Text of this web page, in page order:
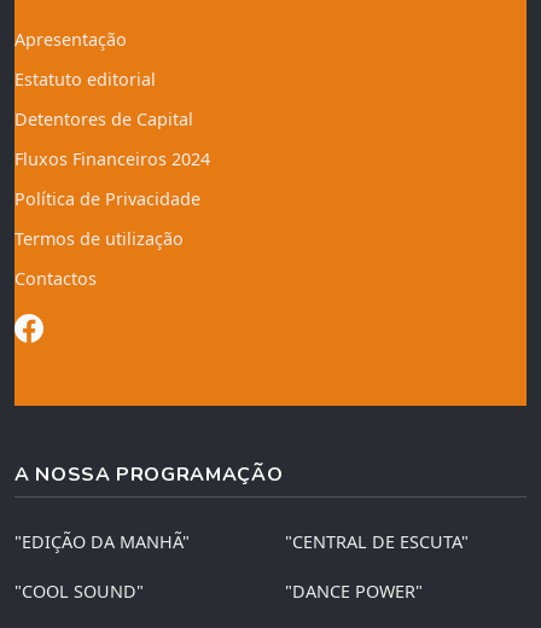
Apresentação
Estatuto editorial
Detentores de Capital
Fluxos Financeiros 2024
Política de Privacidade
Termos de utilização
Contactos
A NOSSA PROGRAMAÇÃO
"EDIÇÃO DA MANHÃ" "CENTRAL DE ESCUTA"
"COOL SOUND" "DANCE POWER"